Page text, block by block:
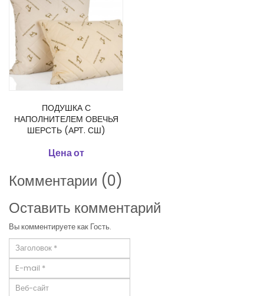
ПОДУШКА С
НАПОЛНИТЕЛЕМ ОВЕЧЬЯ
ШЕРСТЬ (АРТ. СШ)
Цена от
Комментарии (0)
Оставить комментарий
Вы комментируете как Гость.